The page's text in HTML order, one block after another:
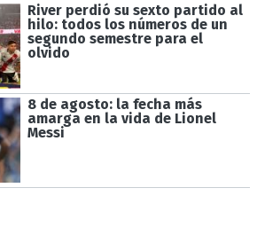
River perdió su sexto partido al
hilo: todos los números de un
segundo semestre para el
olvido
8 de agosto: la fecha más
amarga en la vida de Lionel
Messi